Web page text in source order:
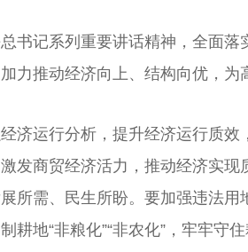
记系列重要讲话精神，全面落
力推动经济向上、结构向优，为
运行分析，提升经济运行质效
发商贸经济活力，推动经济实
所需、民生所盼。要加强违法
耕地“非粮化”“非农化”，牢牢